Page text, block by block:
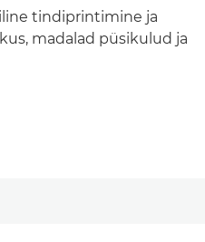
tindiprintimine ja
madalad püsikulud ja